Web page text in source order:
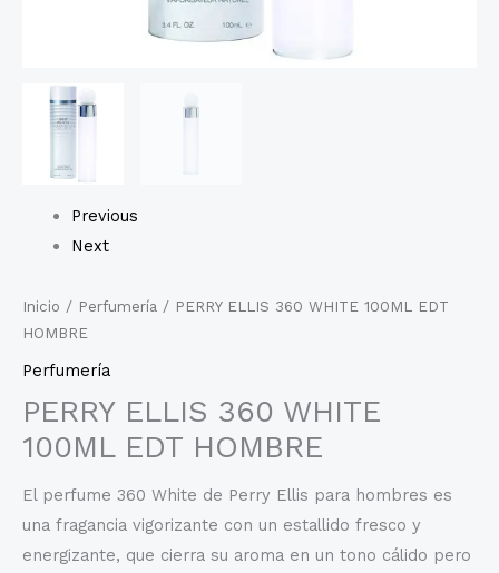
Previous
Next
Inicio / Perfumería / PERRY ELLIS 360 WHITE 100ML EDT
HOMBRE
Perfumería
PERRY ELLIS 360 WHITE
100ML EDT HOMBRE
El perfume 360 White de Perry Ellis para hombres es
una fragancia vigorizante con un estallido fresco y
energizante, que cierra su aroma en un tono cálido pero